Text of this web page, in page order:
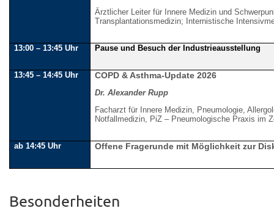
Ärztlicher Leiter für Innere Medizin und
Transplantationsmedizin; Internistische
13:00 – 13:45 Uhr Pause und Besuch der Industrieausstellung
13:45 – 14:45 Uhr COPD & Asthma-Update 2026
Dr. Alexander Rupp
Facharzt für Innere Medizin, Pneumologie,
Notfallmedizin, PiZ – Pneumologische Praxis im
ab 14:45 Uhr Offene Fragerunde mit Möglichkeit zur
Besonderheiten